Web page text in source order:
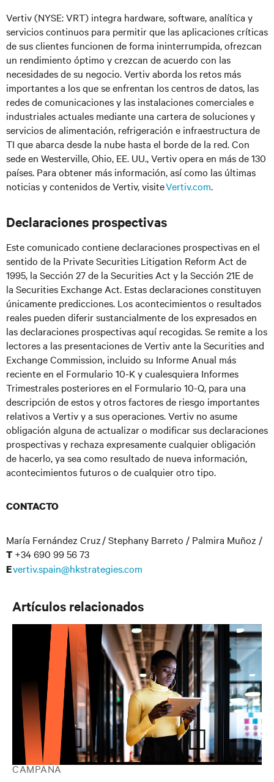
Vertiv (NYSE: VRT) integra hardware, software, analítica y
servicios continuos para permitir que las aplicaciones críticas
de sus clientes funcionen de forma ininterrumpida, ofrezcan
un rendimiento óptimo y crezcan de acuerdo con las
necesidades de su negocio. Vertiv aborda los retos más
importantes a los que se enfrentan los centros de datos, las
redes de comunicaciones y las instalaciones comerciales e
industriales actuales mediante una cartera de soluciones y
servicios de alimentación, refrigeración e infraestructura de
TI que abarca desde la nube hasta el borde de la red. Con
sede en Westerville, Ohio, EE. UU., Vertiv opera en más de 130
países. Para obtener más información, así como las últimas
noticias y contenidos de Vertiv, visiteVertiv.com.
Declaraciones prospectivas
Este comunicado contiene declaraciones prospectivas en el
sentido de la Private Securities Litigation Reform Act de
1995, la Sección 27 de la Securities Act y la Sección 21E de
la Securities Exchange Act. Estas declaraciones constituyen
únicamente predicciones. Los acontecimientos o resultados
reales pueden diferir sustancialmente de los expresados en
las declaraciones prospectivas aquí recogidas. Se remite a los
lectores a las presentaciones de Vertiv ante la Securities and
Exchange Commission, incluido su Informe Anual más
reciente en el Formulario 10-K y cualesquiera Informes
Trimestrales posteriores en el Formulario 10-Q, para una
descripción de estos y otros factores de riesgo importantes
relativos a Vertiv y a sus operaciones. Vertiv no asume
obligación alguna de actualizar o modificar sus declaraciones
prospectivas y rechaza expresamente cualquier obligación
de hacerlo, ya sea como resultado de nueva información,
acontecimientos futuros o de cualquier otro tipo.
CONTACTO
María Fernández Cruz / Stephany Barreto / Palmira Muñoz /
T +34 690 99 56 73
Evertiv.spain@hkstrategies.com
Artículos relacionados
CAMPAÑA